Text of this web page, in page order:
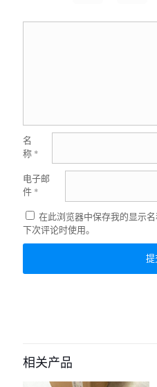
名
称 *
电子邮
件 *
在此浏览器中保存我的显示
下次评论时使用。
相关产品